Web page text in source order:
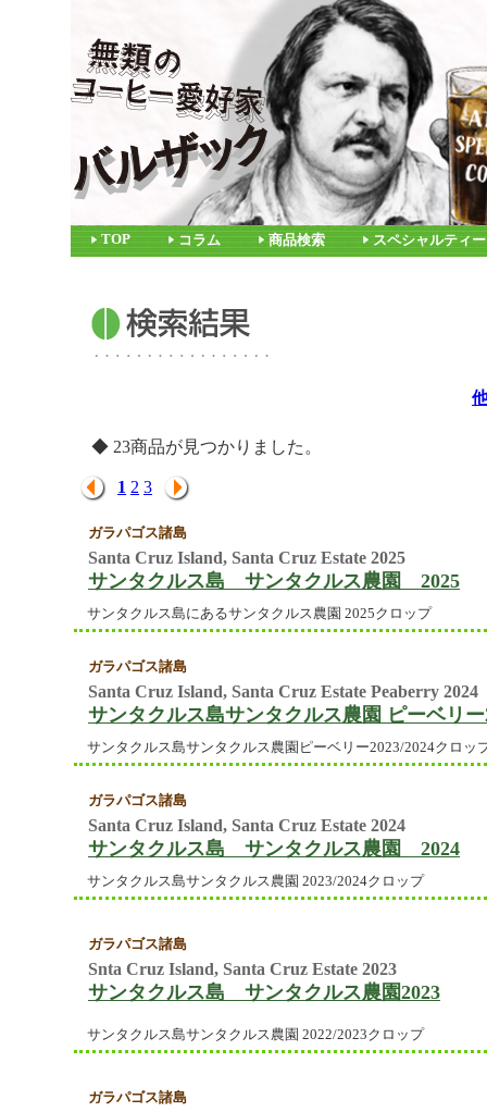
TOP コラム 商品検索 スペシャルティ
◆ 23商品が見つかりました。
1 2 3
ガラパゴス諸島
Santa Cruz Island, Santa Cruz Estate 2025
サンタクルス島 サンタクルス農園 2025
サンタクルス島にあるサンタクルス農園 2025クロップ
ガラパゴス諸島
Santa Cruz Island, Santa Cruz Estate Peaberry 2024
サンタクルス島サンタクルス農園 ピーベリー
サンタクルス島サンタクルス農園ピーベリー2023/2024クロッ
ガラパゴス諸島
Santa Cruz Island, Santa Cruz Estate 2024
サンタクルス島 サンタクルス農園 2024
サンタクルス島サンタクルス農園 2023/2024クロップ
ガラパゴス諸島
Snta Cruz Island, Santa Cruz Estate 2023
サンタクルス島 サンタクルス農園2023
サンタクルス島サンタクルス農園 2022/2023クロップ
ガラパゴス諸島